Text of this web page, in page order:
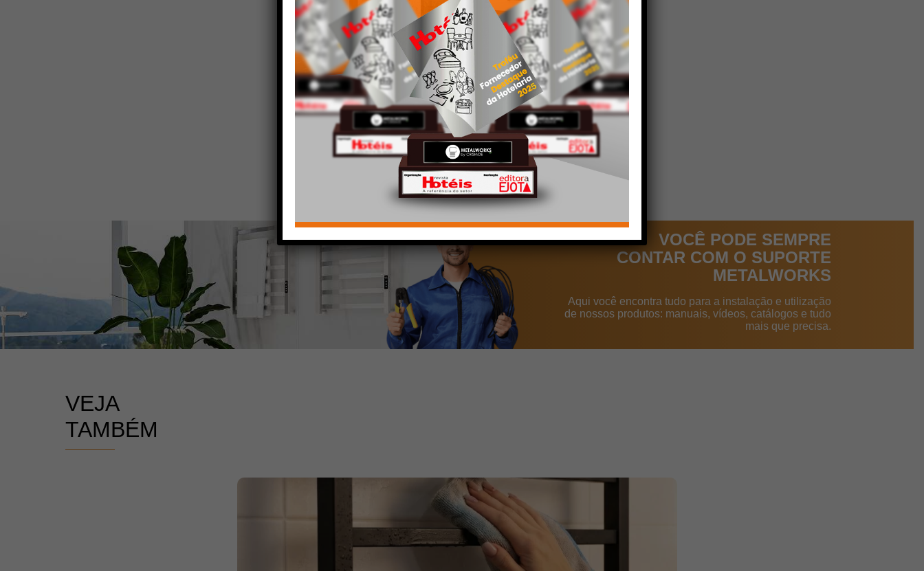
Barra Apoio Lateral Dir. 80Cm
Oneself Ip Metalworks
43.OS02.CR
Barra Apoio Lateral Dir. 80Cm Oneself Ip
Metalworks 43.OS02.CR
Ver mais
VOCÊ PODE SEMPRE
CONTAR COM O SUPORTE
METALWORKS
Aqui você encontra tudo para a instalação e utilização
de nossos produtos: manuais, vídeos, catálogos e tudo
mais que precisa.
VEJA
TAMBÉM